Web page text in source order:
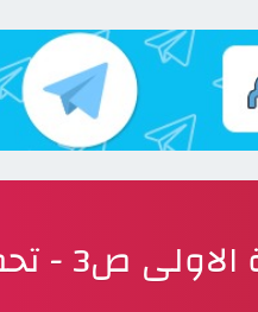
ص3 - تحميل